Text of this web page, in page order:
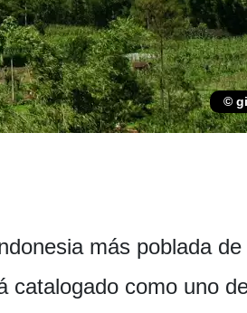
©
más poblada de
catalogado como uno